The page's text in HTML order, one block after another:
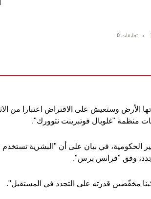
تعليقات 0
الأرض وستعيش على الاقتراض اعتبارا من
في بيان على أن "البشرية تستخدم
مخفّضين قدرته على التجدد في المستقبل".